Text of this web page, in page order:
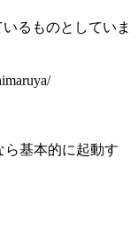
るものとしていま
ら基本的に起動す